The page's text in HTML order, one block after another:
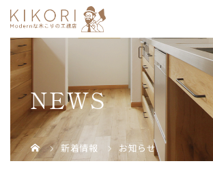
NEWS
新着情報 お知らせ